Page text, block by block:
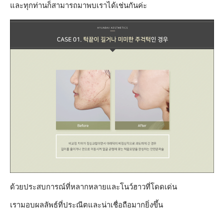
และทุกท่านก็สามารถมาพบเราได้เช่นกันค่ะ
ด้วยประสบการณ์ที่หลากหลายและโนว์ฮาวที่โดดเด่น
เรามอบผลลัพธ์ที่ประณีตและน่าเชื่อถือมากยิ่งขึ้น